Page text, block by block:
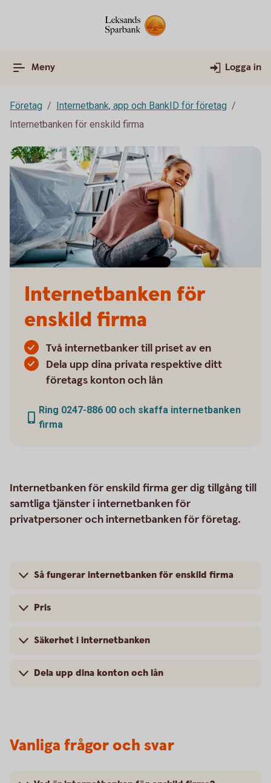
Meny Logga in
Företag
Internetbank, app och BankID för företag
Internetbanken för enskild firma
Internetbanken för
enskild firma
Två internetbanker till priset av en
Dela upp dina privata respektive ditt
företags konton och lån
Ring 0247-886 00 och skaffa internetbanken
firma
Internetbanken för enskild firma ger dig tillgång till
samtliga tjänster i internetbanken för
privatpersoner och internetbanken för företag.
Så fungerar internetbanken för enskild firma
Pris
Säkerhet i internetbanken
Dela upp dina konton och lån
Vanliga frågor och svar